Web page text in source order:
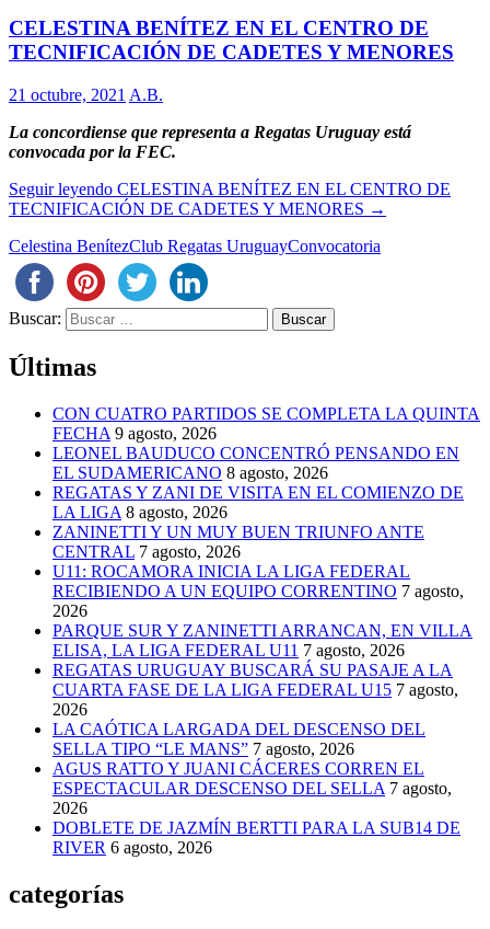
CELESTINA BENÍTEZ EN EL CENTRO DE
TECNIFICACIÓN DE CADETES Y MENORES
21 octubre, 2021 A.B.
La concordiense que representa a Regatas Uruguay está
convocada por la FEC.
Seguir leyendo CELESTINA BENÍTEZ EN EL CENTRO DE
TECNIFICACIÓN DE CADETES Y MENORES →
Celestina BenítezClub Regatas UruguayConvocatoria
Buscar:
Últimas
CON CUATRO PARTIDOS SE COMPLETA LA QUINTA
FECHA 9 agosto, 2026
LEONEL BAUDUCO CONCENTRÓ PENSANDO EN
EL SUDAMERICANO 8 agosto, 2026
REGATAS Y ZANI DE VISITA EN EL COMIENZO DE
LA LIGA 8 agosto, 2026
ZANINETTI Y UN MUY BUEN TRIUNFO ANTE
CENTRAL 7 agosto, 2026
U11: ROCAMORA INICIA LA LIGA FEDERAL
RECIBIENDO A UN EQUIPO CORRENTINO 7 agosto,
2026
PARQUE SUR Y ZANINETTI ARRANCAN, EN VILLA
ELISA, LA LIGA FEDERAL U11 7 agosto, 2026
REGATAS URUGUAY BUSCARÁ SU PASAJE A LA
CUARTA FASE DE LA LIGA FEDERAL U15 7 agosto,
2026
LA CAÓTICA LARGADA DEL DESCENSO DEL
SELLA TIPO “LE MANS” 7 agosto, 2026
AGUS RATTO Y JUANI CÁCERES CORREN EL
ESPECTACULAR DESCENSO DEL SELLA 7 agosto,
2026
DOBLETE DE JAZMÍN BERTTI PARA LA SUB14 DE
RIVER 6 agosto, 2026
categorías